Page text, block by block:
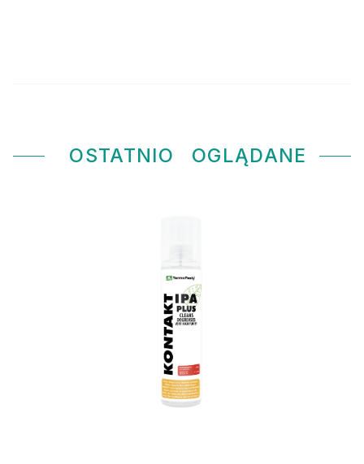
OSTATNIO OGLĄDANE